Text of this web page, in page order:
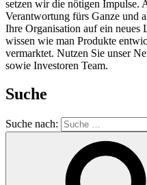
setzen wir die nötigen Impulse.
Verantwortung fürs Ganze und
Ihre Organisation auf ein neues
wissen wie man Produkte
vermarktet. Nutzen Sie unser
sowie Investoren Team.
Suche
Suche nach: